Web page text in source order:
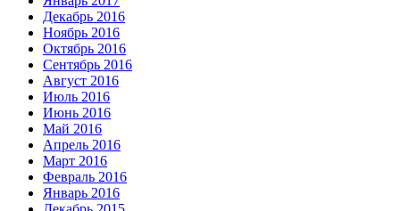
Декабрь 2016
Ноябрь 2016
Октябрь 2016
Сентябрь 2016
Август 2016
Июль 2016
Июнь 2016
Май 2016
Апрель 2016
Март 2016
Февраль 2016
Январь 2016